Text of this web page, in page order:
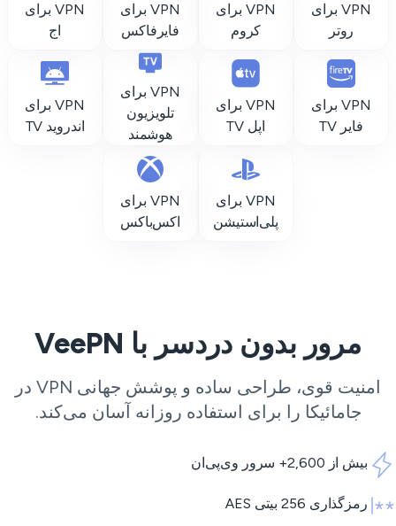
VPN برای
روتر
VPN برای
کروم
VPN برای
فایرفاکس
VPN برای
اج
VPN برای
فایر TV
VPN برای
اپل TV
VPN برای
تلویزیون
هوشمند
VPN برای
اندروید TV
VPN برای
پلی‌استیشن
VPN برای
اکس‌باکس
مرور بدون دردسر با VeePN
امنیت قوی، طراحی ساده و پوشش جهانی VPN در
جامائیکا را برای استفاده روزانه آسان می‌کند.
بیش از 2,600+ سرور وی‌پی‌ان
رمزگذاری 256 بیتی AES